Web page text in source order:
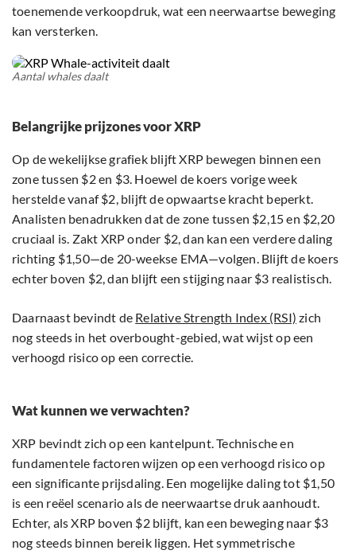
toenemende verkoopdruk, wat een neerwaartse beweging
kan versterken.
Aantal whales daalt
Belangrijke prijzones voor XRP
Op de wekelijkse grafiek blijft XRP bewegen binnen een
zone tussen $2 en $3. Hoewel de koers vorige week
herstelde vanaf $2, blijft de opwaartse kracht beperkt.
Analisten benadrukken dat de zone tussen $2,15 en $2,20
cruciaal is. Zakt XRP onder $2, dan kan een verdere daling
richting $1,50—de 20-weekse EMA—volgen. Blijft de koers
echter boven $2, dan blijft een stijging naar $3 realistisch.
Daarnaast bevindt de Relative Strength Index (RSI) zich
nog steeds in het overbought-gebied, wat wijst op een
verhoogd risico op een correctie.
Wat kunnen we verwachten?
XRP bevindt zich op een kantelpunt. Technische en
fundamentele factoren wijzen op een verhoogd risico op
een significante prijsdaling. Een mogelijke daling tot $1,50
is een reëel scenario als de neerwaartse druk aanhoudt.
Echter, als XRP boven $2 blijft, kan een beweging naar $3
nog steeds binnen bereik liggen. Het symmetrische